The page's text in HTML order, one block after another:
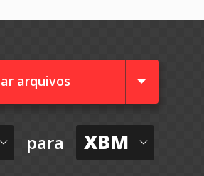
arquivos
para XBM